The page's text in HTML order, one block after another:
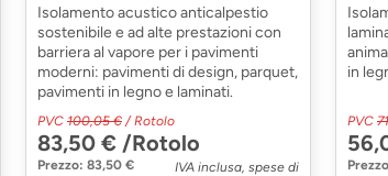
Isolamento acustico anticalpestio
sostenibile e ad alte prestazioni con
barriera al vapore per i pavimenti
moderni: pavimenti di design, parquet,
pavimenti in legno e laminati.
PVC 100,05 € / Rotolo
83,50 € /Rotolo
Prezzo: 83,50 €
IVA inclusa, spese di
in
PVC